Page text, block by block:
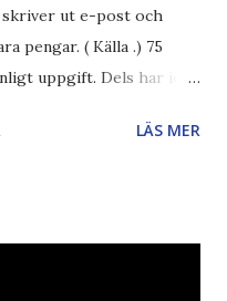
ut e-post och
pengar. ( Källa .) 75
uppgift. Dels har iofs
besparingar -LÄS MER